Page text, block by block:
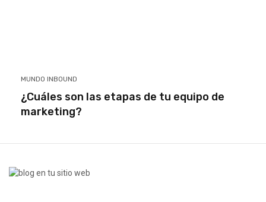
MUNDO INBOUND
¿Cuáles son las etapas de tu equipo de
marketing?